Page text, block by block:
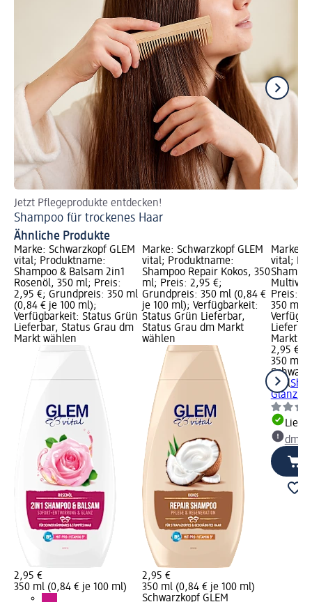
Jetzt Pflegeprodukte entdecken!
Shampoo für trockenes Haar
Ähnliche Produkte
Marke: Schwarzkopf GLEM
vital; Produktname:
Shampoo & Balsam 2in1
Rosenöl, 350 ml; Preis:
2,95 €; Grundpreis: 350 ml
(0,84 € je 100 ml);
Verfügbarkeit: Status Grün
Lieferbar, Status Grau dm
Markt wählen
2,95 €
350 ml (0,84 € je 100 ml)
Marke: Schwarzkopf GLEM
vital; Produktname:
Shampoo Repair Kokos, 350
ml; Preis: 2,95 €;
Grundpreis: 350 ml (0,84 €
je 100 ml); Verfügbarkeit:
Status Grün Lieferbar,
Status Grau dm Markt
wählen
2,95 €
350 ml (0,84 € je 100 ml)
Schwarzkopf GLEM
Marke:
vital;
Preis:
350 ml
Markt
2,95 €
350 ml
vital
Glanz
dm